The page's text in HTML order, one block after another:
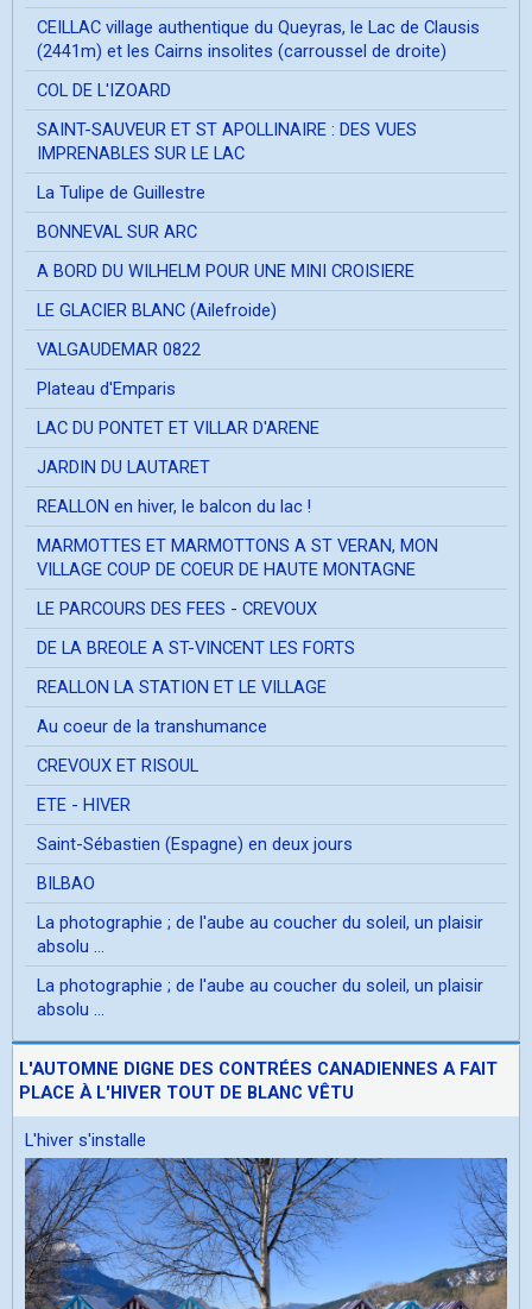
CEILLAC village authentique du Queyras, le Lac de Clausis
(2441m) et les Cairns insolites (carroussel de droite)
COL DE L'IZOARD
SAINT-SAUVEUR ET ST APOLLINAIRE : DES VUES
IMPRENABLES SUR LE LAC
La Tulipe de Guillestre
BONNEVAL SUR ARC
A BORD DU WILHELM POUR UNE MINI CROISIERE
LE GLACIER BLANC (Ailefroide)
VALGAUDEMAR 0822
Plateau d'Emparis
LAC DU PONTET ET VILLAR D'ARENE
JARDIN DU LAUTARET
REALLON en hiver, le balcon du lac !
MARMOTTES ET MARMOTTONS A ST VERAN, MON
VILLAGE COUP DE COEUR DE HAUTE MONTAGNE
LE PARCOURS DES FEES - CREVOUX
DE LA BREOLE A ST-VINCENT LES FORTS
REALLON LA STATION ET LE VILLAGE
Au coeur de la transhumance
CREVOUX ET RISOUL
ETE - HIVER
Saint-Sébastien (Espagne) en deux jours
BILBAO
La photographie ; de l'aube au coucher du soleil, un plaisir
absolu ...
La photographie ; de l'aube au coucher du soleil, un plaisir
absolu ...
L'AUTOMNE DIGNE DES CONTRÉES CANADIENNES A FAIT
PLACE À L'HIVER TOUT DE BLANC VÊTU
L'hiver s'installe